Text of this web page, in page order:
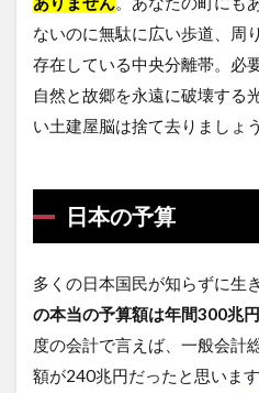
ないのに無駄に広い歩道、周
存在している中央分離帯。必
自然と故郷を永遠に破壊する
い土建屋脳は捨て去りましょう
日本の予算
多くの日本国民が知らずに生
の本当の予算額は年間300兆
度の会計で言えば、一般会計
額が240兆円だったと思いま